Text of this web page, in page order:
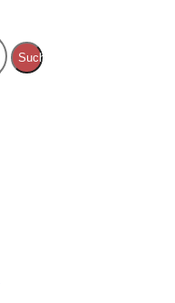
Suche